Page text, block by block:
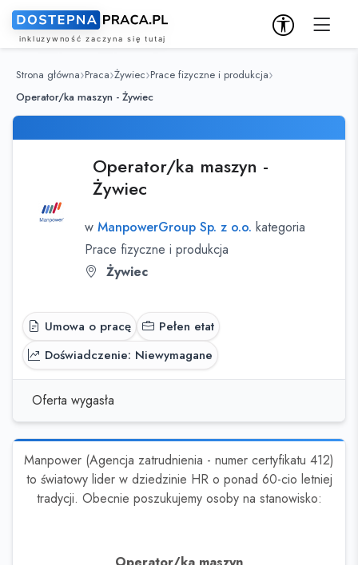
Strona główna Praca Żywiec Prace fizyczne i produkcja
Operator/ka maszyn - Żywiec
Operator/ka maszyn -
Żywiec
w ManpowerGroup Sp. z o.o. kategoria
Prace fizyczne i produkcja
Żywiec
Umowa o pracę
Pełen etat
Doświadczenie: Niewymagane
Oferta wygasła
Manpower (Agencja zatrudnienia - numer certyfikatu 412)
to światowy lider w dziedzinie HR o ponad 60-cio letniej
tradycji. Obecnie poszukujemy osoby na stanowisko: